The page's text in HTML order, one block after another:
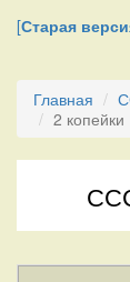
[Старая
Главная
2 копейки